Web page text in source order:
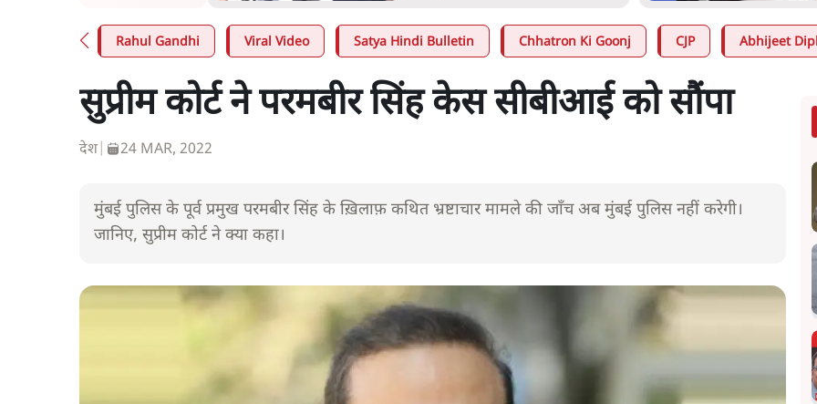
Rahul Gandhi Viral Video Satya Hindi Bulletin Chhatron Ki Goonj CJP Abhijeet
सुप्रीम कोर्ट ने परमबीर सिंह केस सीबीआई को सौंपा
देश 24 MAR, 2022
मुंबई पुलिस के पूर्व प्रमुख परमबीर सिंह के ख़िलाफ़ कथित भ्रष्टाचार मामले की जाँच अब मुंबई पुलिस नहीं करेगी।
जानिए, सुप्रीम कोर्ट ने क्या कहा।